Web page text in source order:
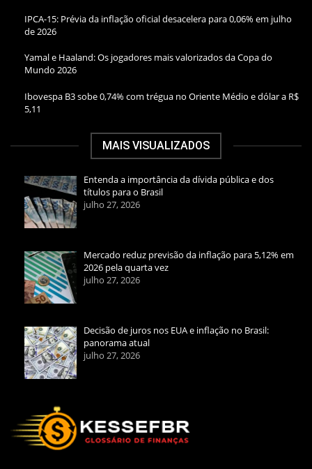
IPCA-15: Prévia da inflação oficial desacelera para 0,06% em julho
de 2026
Yamal e Haaland: Os jogadores mais valorizados da Copa do
Mundo 2026
Ibovespa B3 sobe 0,74% com trégua no Oriente Médio e dólar a R$
5,11
MAIS VISUALIZADOS
Entenda a importância da dívida pública e dos
títulos para o Brasil
julho 27, 2026
Mercado reduz previsão da inflação para 5,12% em
2026 pela quarta vez
julho 27, 2026
Decisão de juros nos EUA e inflação no Brasil:
panorama atual
julho 27, 2026